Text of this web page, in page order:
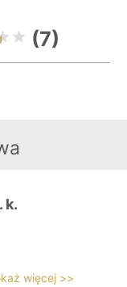
(7)
k.
więcej >>